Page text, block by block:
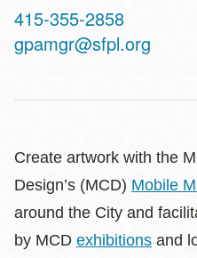
Contact
Telephone
415-355-2858
gpamgr@sfpl.org
Create artwork with the
Design’s (MCD) Mobile
around the City and
by MCD exhibitions and